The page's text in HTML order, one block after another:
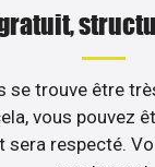
se trouve être
vous pouvez
sera respecté.